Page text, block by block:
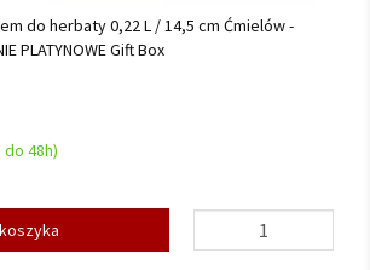
do herbaty 0,22 L / 14,5 cm Ćmielów -
PLATYNOWE Gift Box
48h)